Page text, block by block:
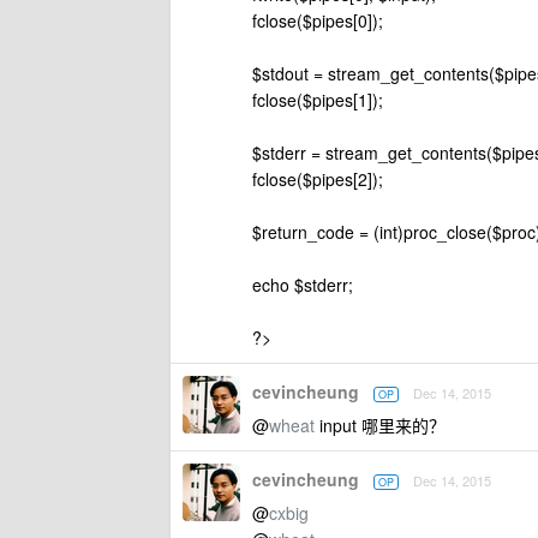
fclose($pipes[0]);
$stdout =
fclose($pipes[1]);
$stderr =
fclose($pipes[2]);
$return_code =
echo $stderr;
?>
cevincheung OP Dec 14, 2015
@wheat input 哪里来的？
cevincheung OP Dec 14, 2015
@cxbig